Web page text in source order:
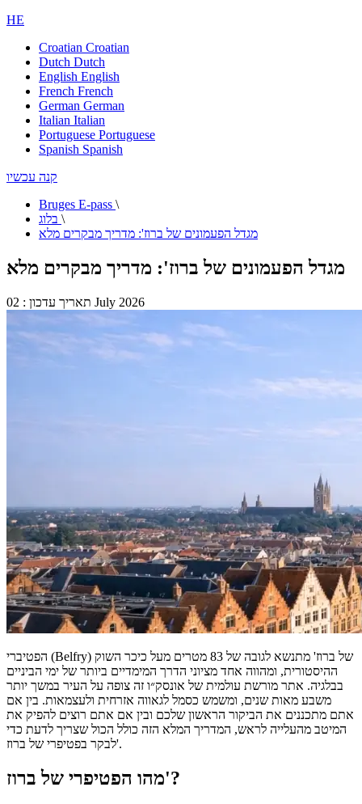
HE
Croatian Croatian
Dutch Dutch
English English
French French
German German
Italian Italian
Portuguese Portuguese
Spanish Spanish
קנה עכשיו
Bruges E-pass \
בלוג \
מגדל הפעמונים של ברוז': מדריך מבקרים מלא
מגדל הפעמונים של ברוז': מדריך מבקרים מלא
תאריך עדכון : 02 July 2026
הפטיברי (Belfry) של ברוז' מתנשא לגובה של 83 מטרים מעל כיכר השוק
ההיסטורית, ומהווה אחד מציוני הדרך המימדיים ביותר של ימי הביניים
בבלגיה. אתר מורשת עולמית של אונסק״ו זה צופה על העיר במשך יותר
משבע מאות שנים, ומשמש כסמל לגאווה אזרחית ולעצמאות. בין אם
אתם מתכננים את הביקור הראשון שלכם ובין אם אתם רוצים להפיק את
המיטב מהעלייה לראש, המדריך המלא הזה כולל הכול שצריך לדעת כדי
לבקר בפטיפרי של ברוז'.
מהו הפטיפרי של ברוז'?